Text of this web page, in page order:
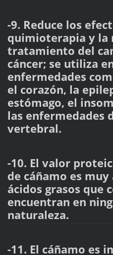
-9. Reduce los
quimioterapia y la
tratamiento del
cáncer; se utiliza
enfermedades
el corazón, la
estómago, el
las enfermedades
vertebral.
-10. El valor
de cáñamo es
ácidos grasos que
encuentran en
naturaleza.
-11. El cáñamo es